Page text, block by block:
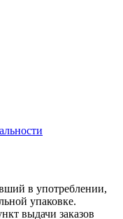
в употреблении,
упаковке.
выдачи заказов